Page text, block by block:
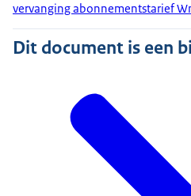
vervanging abonnementstarief
Dit document is een